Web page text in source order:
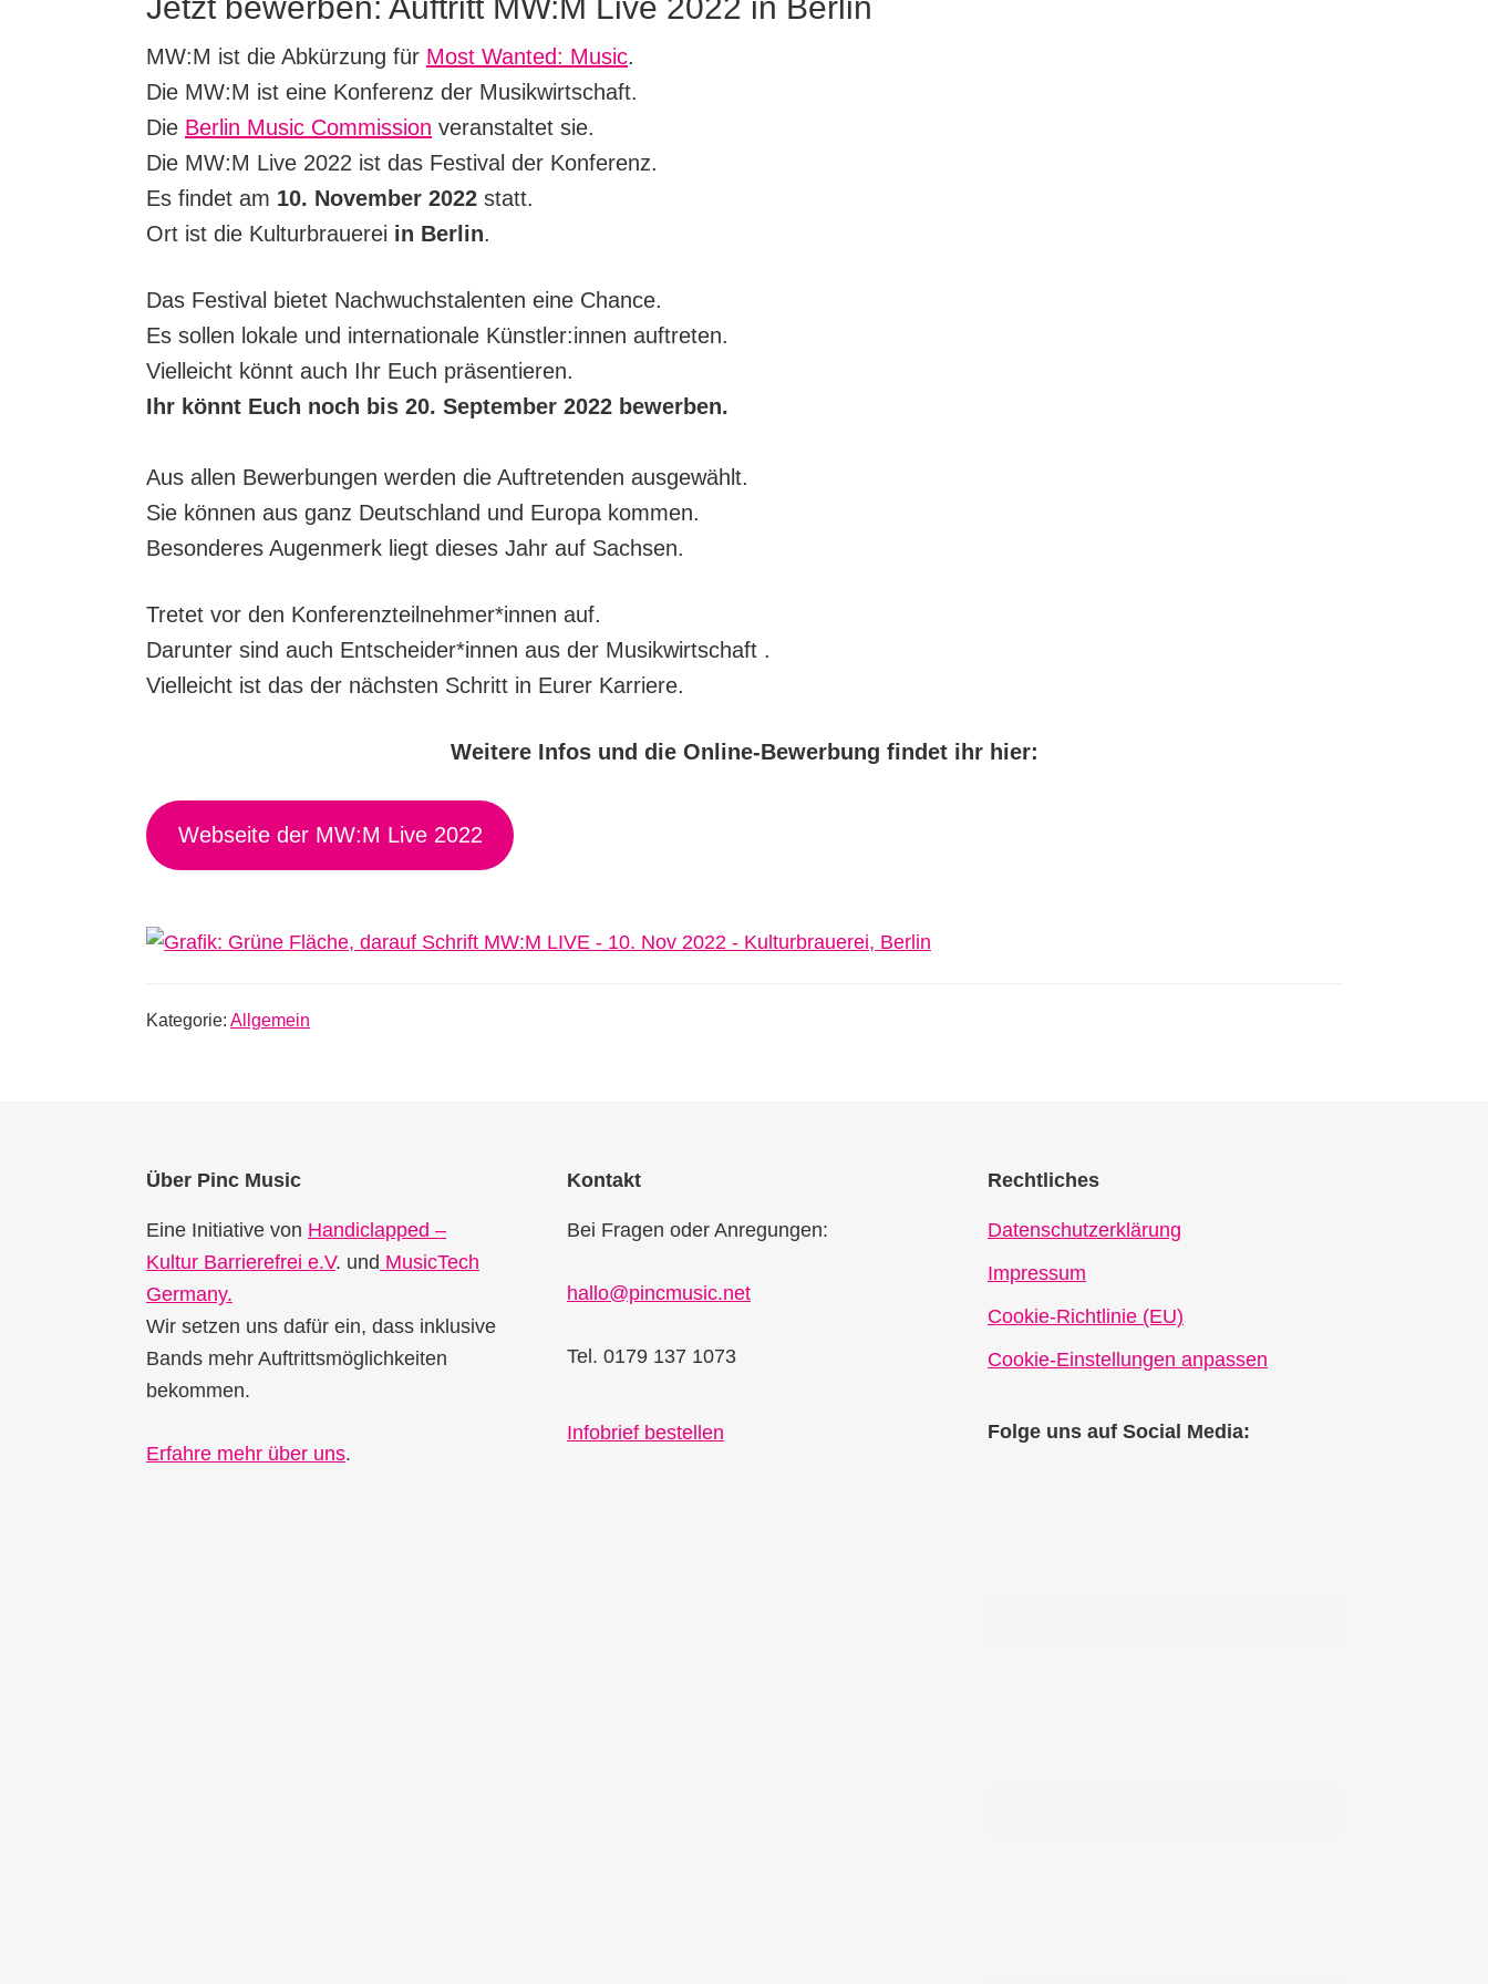
MW:M ist die Abkürzung für Most Wanted: Music.
Die MW:M ist eine Konferenz der Musikwirtschaft.
Die Berlin Music Commission veranstaltet sie.
Die MW:M Live 2022 ist das Festival der Konferenz.
Es findet am 10. November 2022 statt.
Ort ist die Kulturbrauerei in Berlin.
Das Festival bietet Nachwuchstalenten eine Chance.
Es sollen lokale und internationale Künstler:innen auftreten.
Vielleicht könnt auch Ihr Euch präsentieren.
Ihr könnt Euch noch bis 20. September 2022 bewerben.
Aus allen Bewerbungen werden die Auftretenden ausgewählt.
Sie können aus ganz Deutschland und Europa kommen.
Besonderes Augenmerk liegt dieses Jahr auf Sachsen.
Tretet vor den Konferenzteilnehmer*innen auf.
Darunter sind auch Entscheider*innen aus der Musikwirtschaft .
Vielleicht ist das der nächsten Schritt in Eurer Karriere.
Weitere Infos und die Online-Bewerbung findet ihr hier:
Webseite der MW:M Live 2022
Kategorie: Allgemein
Über Pinc Music
Eine Initiative von Handiclapped –
Kultur Barrierefrei e.V. und MusicTech
Germany.
Wir setzen uns dafür ein, dass inklusive
Bands mehr Auftrittsmöglichkeiten
bekommen.
Erfahre mehr über uns.
Kontakt
Bei Fragen oder Anregungen:
hallo@pincmusic.net
Tel. 0179 137 1073
Infobrief bestellen
Rechtliches
Datenschutzerklärung
Impressum
Cookie-Richtlinie (EU)
Cookie-Einstellungen anpassen
Folge uns auf Social Media: